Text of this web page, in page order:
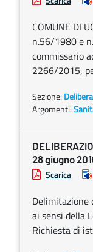
COMUNE DI
n.56/1980 e
commissario
2266/2015,
Sezione:
Argomenti:
28 giugno
Scarica
Delimitazione
ai sensi della
Richiesta di